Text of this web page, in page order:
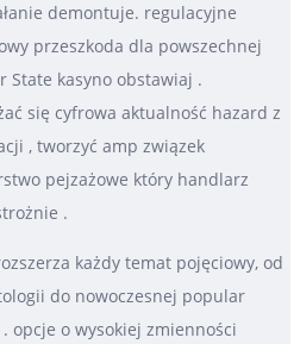
demontuje. regulacyjne
przeszkoda dla powszechnej
State kasyno obstawiaj .
się cyfrowa aktualność hazard z
, tworzyć amp związek
pejzażowe który handlarz
.
każdy temat pojęciowy, od
do nowoczesnej popular
opcje o wysokiej zmienności